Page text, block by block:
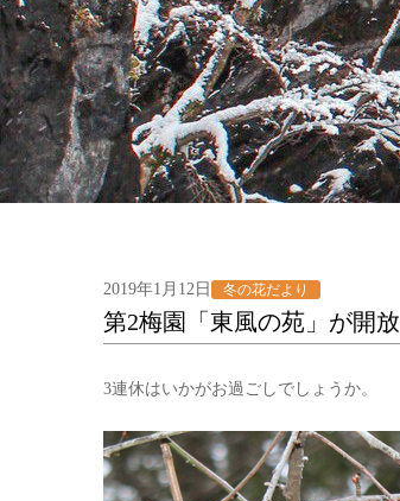
2019年1月12日 冬の花だより
第2梅園「東風の苑」が開
3連休はいかがお過ごしでしょうか。